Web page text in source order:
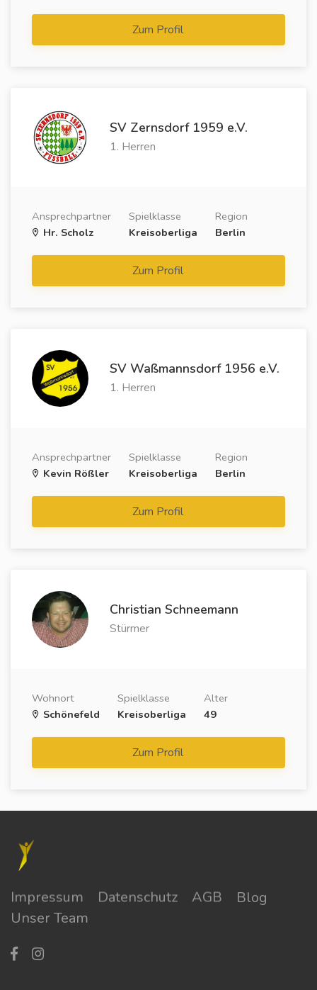
Zum Profil
SV Zernsdorf 1959 e.V.
1. Herren
Ansprechpartner
Hr. Scholz
Spielklasse
Kreisoberliga
Region
Berlin
Zum Profil
SV Waßmannsdorf 1956 e.V.
1. Herren
Ansprechpartner
Kevin Rößler
Spielklasse
Kreisoberliga
Region
Berlin
Zum Profil
Christian Schneemann
Stürmer
Wohnort
Schönefeld
Spielklasse
Kreisoberliga
Alter
49
Zum Profil
Impressum Datenschutz AGB
Blog
Unser Team